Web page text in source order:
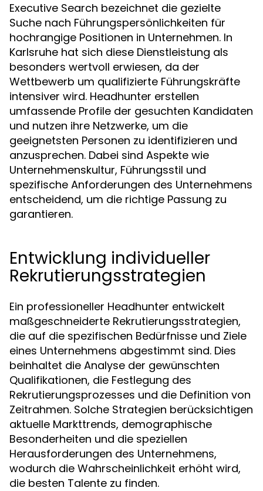
Executive Search bezeichnet die gezielte
Suche nach Führungspersönlichkeiten für
hochrangige Positionen in Unternehmen. In
Karlsruhe hat sich diese Dienstleistung als
besonders wertvoll erwiesen, da der
Wettbewerb um qualifizierte Führungskräfte
intensiver wird. Headhunter erstellen
umfassende Profile der gesuchten Kandidaten
und nutzen ihre Netzwerke, um die
geeignetsten Personen zu identifizieren und
anzusprechen. Dabei sind Aspekte wie
Unternehmenskultur, Führungsstil und
spezifische Anforderungen des Unternehmens
entscheidend, um die richtige Passung zu
garantieren.
Entwicklung individueller
Rekrutierungsstrategien
Ein professioneller Headhunter entwickelt
maßgeschneiderte Rekrutierungsstrategien,
die auf die spezifischen Bedürfnisse und Ziele
eines Unternehmens abgestimmt sind. Dies
beinhaltet die Analyse der gewünschten
Qualifikationen, die Festlegung des
Rekrutierungsprozesses und die Definition von
Zeitrahmen. Solche Strategien berücksichtigen
aktuelle Markttrends, demographische
Besonderheiten und die speziellen
Herausforderungen des Unternehmens,
wodurch die Wahrscheinlichkeit erhöht wird,
die besten Talente zu finden.